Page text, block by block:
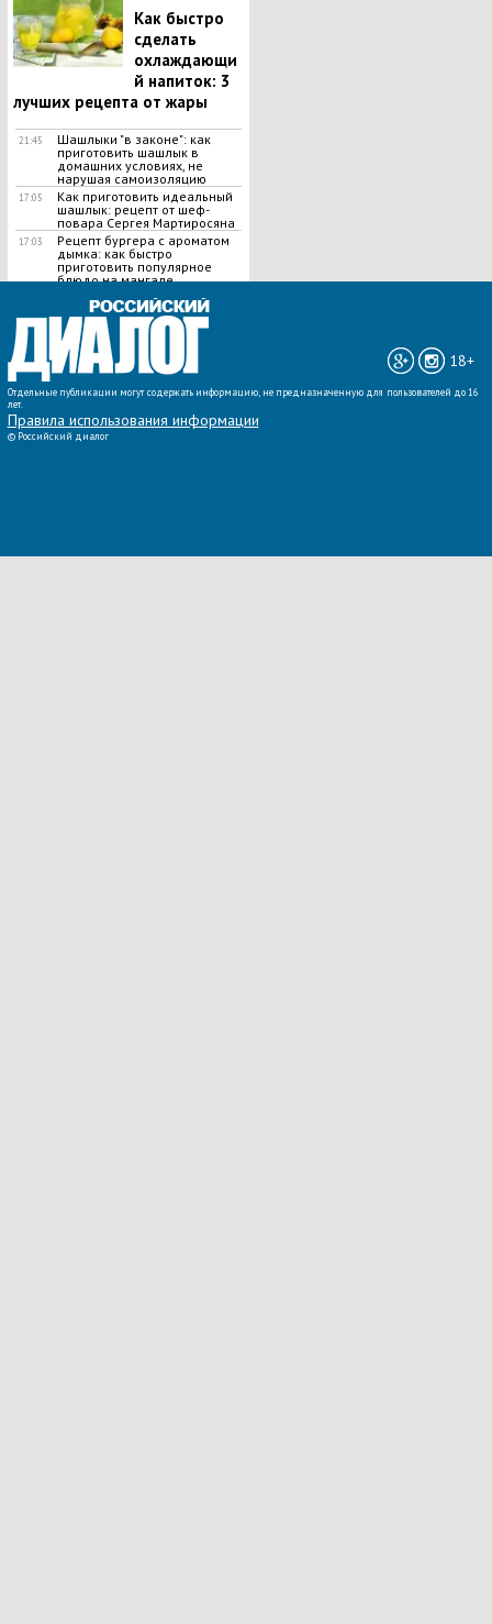
Как быстро
сделать
охлаждающи
й напиток: 3
лучших рецепта от жары
21:45
Шашлыки "в законе": как
приготовить шашлык в
домашних условиях, не
нарушая самоизоляцию
17:05
Как приготовить идеальный
шашлык​: рецепт от шеф-
повара Сергея Мартиросяна
17:03
Рецепт бургера с ароматом
дымка: как быстро
приготовить популярное
блюдо на мангале
ВСЕ НОВОСТИ »
18+
Отдельные публикации могут содержать информацию, не предназначенную для пользователей до 16
лет.
Правила использования информации
© Российский диалог